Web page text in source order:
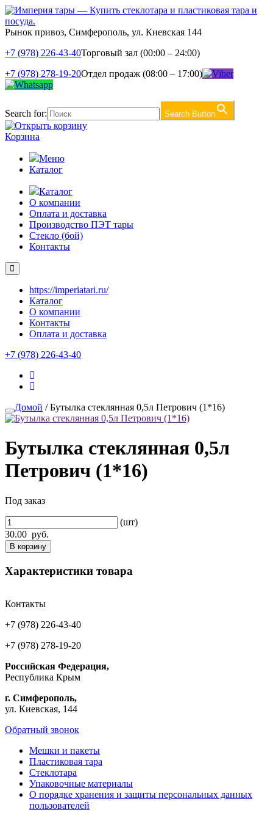
Рынок привоз, Симферополь, ул. Киевская 144
+7 (978) 226-43-40Торговый зал (00:00 – 24:00)
+7 (978) 278-19-20Отдел продаж (08:00 – 17:00)
Search for: Search Button
Корзина
Меню
Каталог
Каталог
О компании
Оплата и доставка
Производство ПЭТ тары
Стекло (бой)
Контакты
https://imperiatari.ru/
Каталог
О компании
Контакты
Оплата и доставка
+7 (978) 226-43-40
Домой / Бутылка стеклянная 0,5л Петрович (1*16)
Бутылка стеклянная 0,5л
Петрович (1*16)
Под заказ
(шт)
30.00 руб.
В корзину
Характеристики товара
Контакты
+7 (978) 226-43-40
+7 (978) 278-19-20
Российская Федерация,
Республика Крым
г. Симферополь,
ул. Киевская, 144
Обратный звонок
Мешки и пакеты
Пластиковая тара
Стеклотара
Упаковочные материалы
О порядке хранения и защиты персональных данных
пользователей